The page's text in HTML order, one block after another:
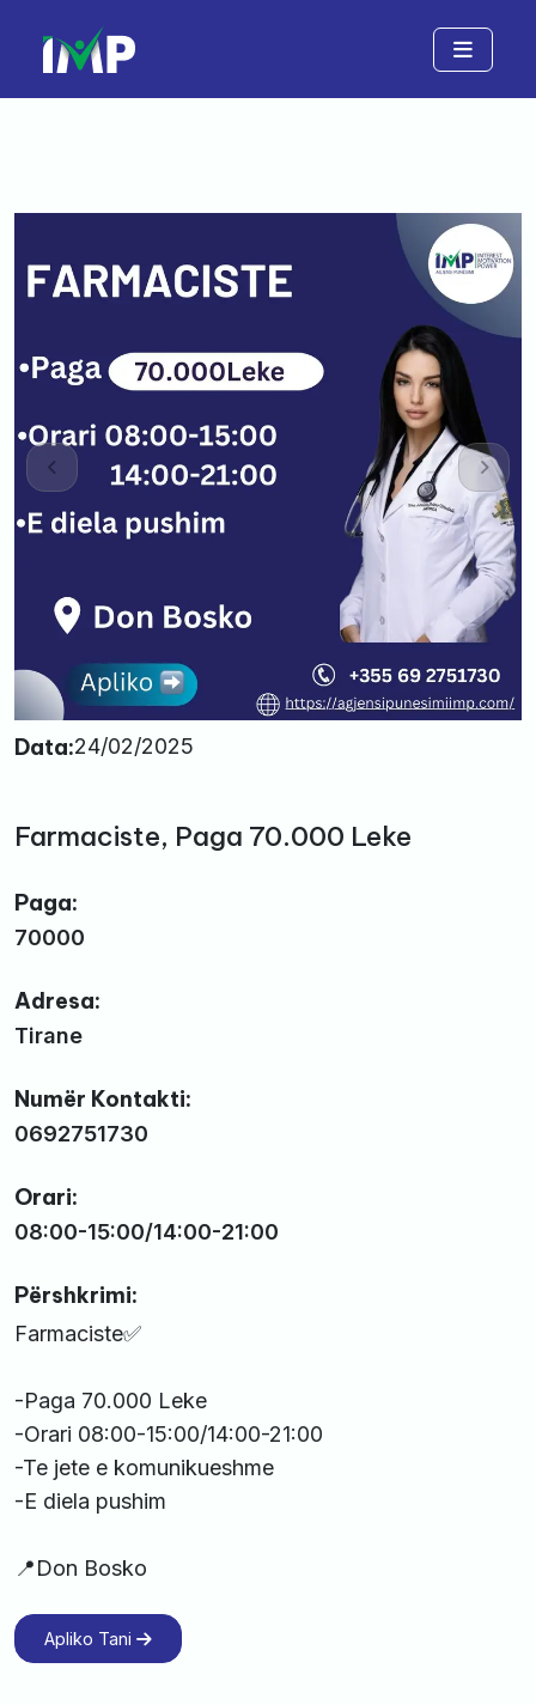
Data:24/02/2025
Farmaciste, Paga 70.000 Leke
Paga:
70000
Adresa:
Tirane
Numër Kontakti:
0692751730
Orari:
08:00-15:00/14:00-21:00
Përshkrimi:
Farmaciste✅
-Paga 70.000 Leke
-Orari 08:00-15:00/14:00-21:00
-Te jete e komunikueshme
-E diela pushim
📍Don Bosko
Apliko Tani